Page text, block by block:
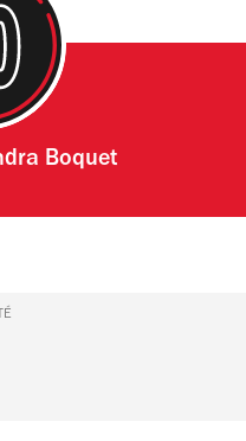
Boquet